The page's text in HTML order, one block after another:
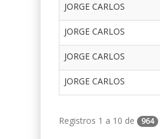
JORGE CARLOS
JORGE CARLOS
JORGE CARLOS
JORGE CARLOS
Registros 1 a 10 de 964